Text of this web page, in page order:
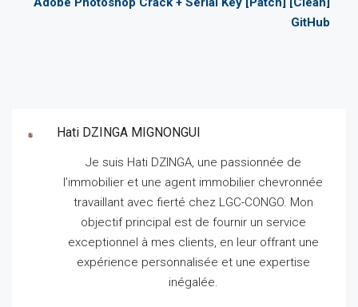
GitHub
Hati DZINGA MIGNONGUI
Je suis Hati DZINGA, une passionnée de
l’immobilier et une agent immobilier chevronnée
travaillant avec fierté chez LGC-CONGO. Mon
objectif principal est de fournir un service
exceptionnel à mes clients, en leur offrant une
expérience personnalisée et une expertise
inégalée.